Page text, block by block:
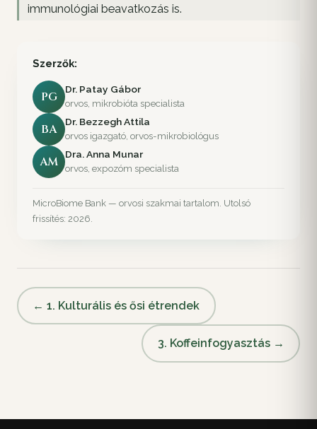
immunológiai beavatkozás is.
Szerzők:
PG
Dr. Patay Gábor
orvos, mikrobióta specialista
BA
Dr. Bezzegh Attila
orvos igazgató, orvos-mikrobiológus
AM
Dra. Anna Munar
orvos, expozóm specialista
MicroBiome Bank — orvosi szakmai tartalom. Utolsó
frissítés: 2026.
← 1. Kulturális és ősi étrendek
3. Koffeinfogyasztás →